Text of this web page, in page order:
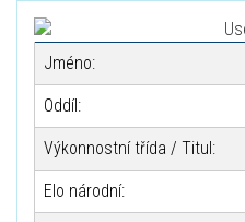
Jméno:
Oddíl:
Výkonnostní třída / Titul:
Elo národní: